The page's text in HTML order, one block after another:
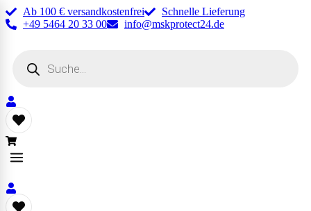
Ab 100 € versandkostenfrei
Schnelle Lieferung
+49 5464 20 33 00
info@mskprotect24.de
search